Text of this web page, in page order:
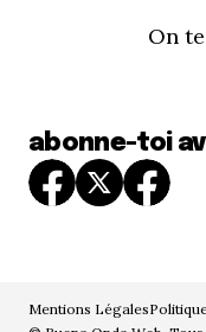
On
abonne-toi
Mentions Légales